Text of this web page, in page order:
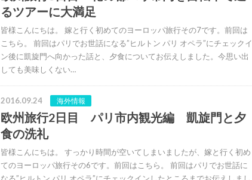
るツアーに大満足
皆様こんにちは。 嫁と行く初めてのヨーロッパ旅行その7です。前回は
こちら。 前回はパリでお世話になる”ヒルトン パリ オペラ”にチェックイ
ン後に凱旋門へ向かった話と、夕食についてお伝えしました。今思い出
しても美味しくない…
2016.09.24 海外情報
欧州旅行2日目 パリ市内観光編 凱旋門と夕
食の洗礼
皆様こんにちは。 すっかり時間が空いてしまいましたが、嫁と行く初め
てのヨーロッパ旅行その6です。前回はこちら。 前回はパリでお世話に